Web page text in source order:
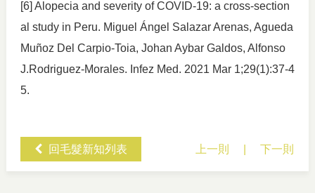
[6] Alopecia and severity of COVID-19: a cross-section
al study in Peru. Miguel Ángel Salazar Arenas, Agueda
Muñoz Del Carpio-Toia, Johan Aybar Galdos, Alfonso
J.Rodriguez-Morales. Infez Med. 2021 Mar 1;29(1):37-4
5.
回毛髮新知列表 上一則 |下一則